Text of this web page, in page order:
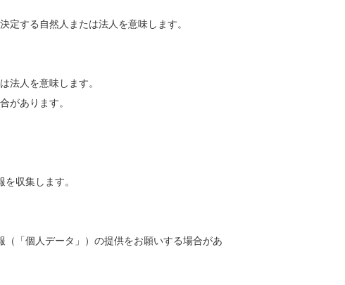
する自然人または法人を意味します。
法人を意味します。
があります。
収集します。
「個人データ」）の提供をお願いする場合があ